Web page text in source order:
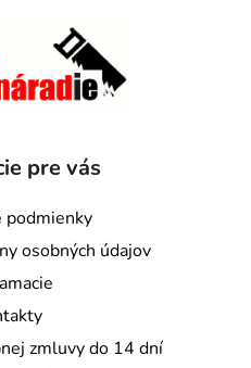
pre vás
podmienky
osobných údajov
zmluvy do 14 dní